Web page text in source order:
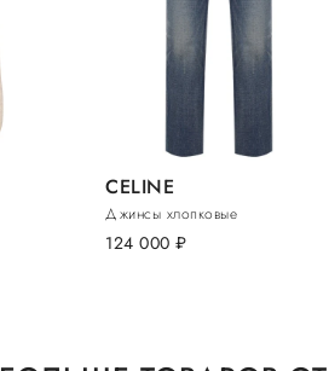
CELINE
Джинсы хлопковые
124 000 руб.